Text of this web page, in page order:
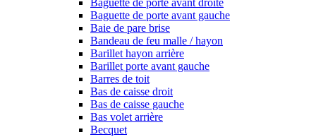
Baguette de porte avant droite
Baguette de porte avant gauche
Baie de pare brise
Bandeau de feu malle / hayon
Barillet hayon arrière
Barillet porte avant gauche
Barres de toit
Bas de caisse droit
Bas de caisse gauche
Bas volet arrière
Becquet